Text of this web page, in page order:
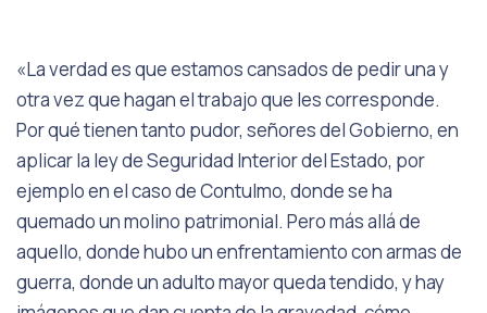
«La verdad es que estamos cansados de pedir una y
otra vez que hagan el trabajo que les corresponde.
Por qué tienen tanto pudor, señores del Gobierno, en
aplicar la ley de Seguridad Interior del Estado, por
ejemplo en el caso de Contulmo, donde se ha
quemado un molino patrimonial. Pero más allá de
aquello, donde hubo un enfrentamiento con armas de
guerra, donde un adulto mayor queda tendido, y hay